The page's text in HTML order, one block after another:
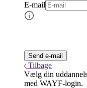
E-mail
Tilbage
Vælg din
med WAYF-login.